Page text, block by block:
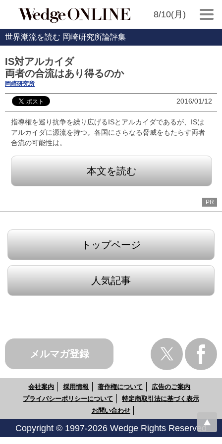
8/10(月)
世界潮流を読む 岡崎研究所論評集
IS対アルカイダ
両者の合流はあり得るのか
岡崎研究所
2016/01/12
指導権を巡り抗争を繰り広げるISとアルカイダであるが、ISは
アルカイダに源流を持つ。各国にさらなる脅威をもたらす両者
合流の可能性は。
本文を読む
PR
トップページ
人気記事
メルマガ登録
会社案内 採用情報 著作権について
広告のご案内
プライバシーポリシーについて
特定商取引法に基づく表示
お問い合わせ
Copyright © 1997-2026 Wedge Rights Reserved